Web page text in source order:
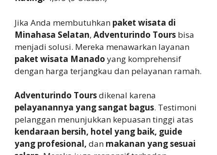
Jika Anda membutuhkan paket wisata di
Minahasa Selatan, Adventurindo Tours bisa
menjadi solusi. Mereka menawarkan layanan
paket wisata Manado yang komprehensif
dengan harga terjangkau dan pelayanan ramah.
Adventurindo Toursdikenal karena
pelayanannya yang sangat bagus. Testimoni
pelanggan menunjukkan kepuasan tinggi atas
kendaraan bersih, hotel yang baik, guide
yang profesional, dan makanan yang sesuai